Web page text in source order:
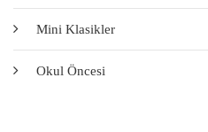
Mini Klasikler
Okul Öncesi